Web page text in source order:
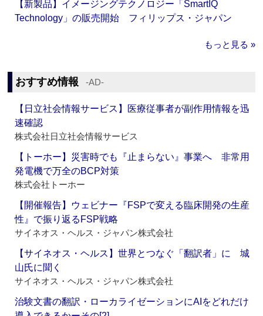
【新製品】イメージングテクノロジー「SmartIQ
Technology」の販売開始 フィリップス・ジャパン
もっと見る »
おすすめ情報 ‐AD‐
【日立社会情報サービス】医療従事者が副作用情報を迅
速確認
株式会社日立社会情報サービス
【トーホー】災害時でも『止まらない』事業へ 非常用
発電機で万全のBCP対策
株式会社トーホー
【開催報告】ウェビナー『FSPで変える臨床開発の生産
性』で振り返るFSP戦略
サイネオス・ヘルス・ジャパン株式会社
【サイネオス・ヘルス】世界とつなぐ「翻訳者」に 城
山氏に聞く
サイネオス・ヘルス・ジャパン株式会社
治験文書の翻訳・ローカライゼーションにAIをどれだけ